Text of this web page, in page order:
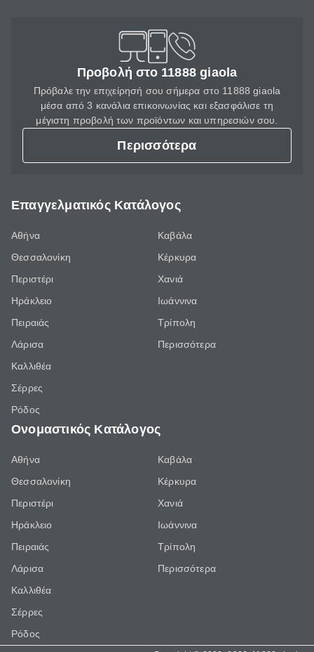
Προβολή στο 11888 giaola
Πρόβαλε την επιχείρησή σου σήμερα στο 11888 giaola
μέσα από 3 κανάλια επικοινωνίας και εξασφάλισε τη
μέγιστη προβολή των προϊόντων και υπηρεσιών σου.
Περισσότερα
Επαγγελματικός Κατάλογος
Αθήνα
Θεσσαλονίκη
Περιστέρι
Ηράκλειο
Πειραιάς
Λάρισα
Καλλιθέα
Σέρρες
Ρόδος
Καβάλα
Κέρκυρα
Χανιά
Ιωάννινα
Τρίπολη
Περισσότερα
Ονομαστικός Κατάλογος
Αθήνα
Θεσσαλονίκη
Περιστέρι
Ηράκλειο
Πειραιάς
Λάρισα
Καλλιθέα
Σέρρες
Ρόδος
Καβάλα
Κέρκυρα
Χανιά
Ιωάννινα
Τρίπολη
Περισσότερα